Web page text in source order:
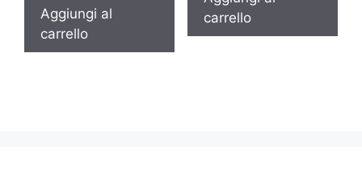
Aggiungi al
carrello
carrello